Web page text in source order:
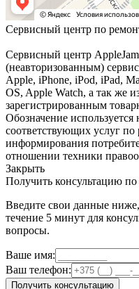
Сервисный центр по
Сервисный центр
(неавторизованным)
Apple, iPhone, iPod, iPad,
OS, Apple Watch, а так же
зарегистрированным
Обозначение
соответствующих услуг по
информирования
отношении техники
Закрыть
Получить консультацию
Введите свои данные
течение 5 минут для
вопросы.
Ваше имя:
Ваш телефон:
Получить консультацию